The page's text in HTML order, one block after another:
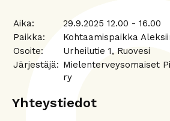
Aika:
29.9.2025 12.00 - 16.00
Paikka:
Kohtaamispaikka
Osoite:
Urheilutie 1, Ruovesi
Järjestäjä: Mielenterveysomaiset
ry
Yhteystiedot